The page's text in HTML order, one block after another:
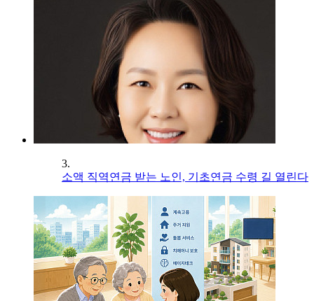
3.
소액 직역연금 받는 노인, 기초연금 수령 길 열린다